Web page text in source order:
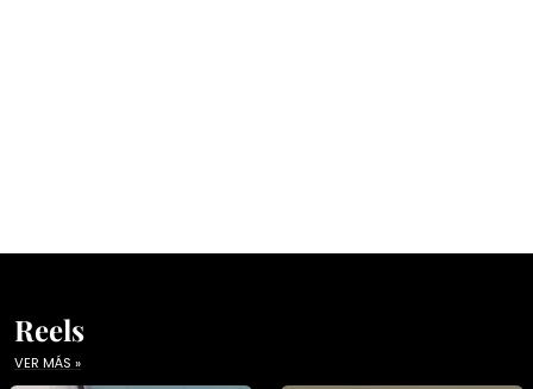
Reels
VER MÁS »